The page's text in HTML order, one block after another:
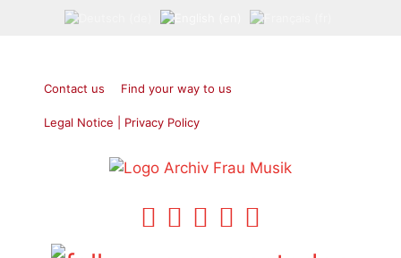
Contact us Find your way to us
Legal Notice | Privacy Policy